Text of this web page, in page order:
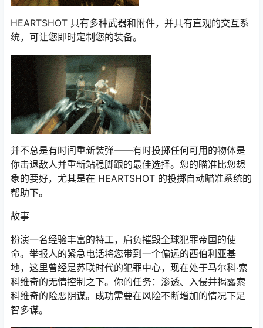
HEARTSHOT 具有多种武器和附件，并具有直观的交互系
统，可让您即时定制您的装备。
并不总是有时间重新装弹——有时投掷任何可用的物体是
你击退敌人并重新站稳脚跟的最佳选择。您的瞄准比您想
象的要好，尤其是在 HEARTSHOT 的投掷自动瞄准系统的
帮助下。
故事
扮演一名经验丰富的特工，肩负摧毁全球犯罪帝国的使
命。举报人的紧急电话将您带到一个偏远的西伯利亚基
地，这里曾经是苏联时代的犯罪中心，现在处于马尔科·索
科维奇的无情控制之下。你的任务：渗透、入侵并揭露索
科维奇的险恶阴谋。成功需要在风险不断增加的情况下足
智多谋。